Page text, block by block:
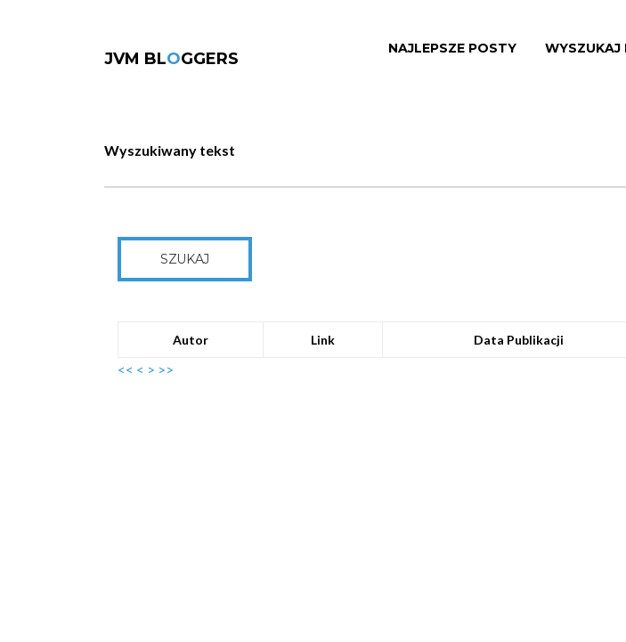
JVM BLOGGERS
NAJLEPSZE POSTY WYSZUKAJ
Wyszukiwany tekst
SZUKAJ
Autor Link Data Publikacji
<< < > >>